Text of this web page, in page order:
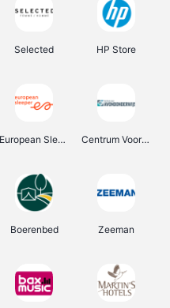
Selected HP Store
European Sleeper Centrum Voor Avondonderwijs
Boerenbed Zeeman